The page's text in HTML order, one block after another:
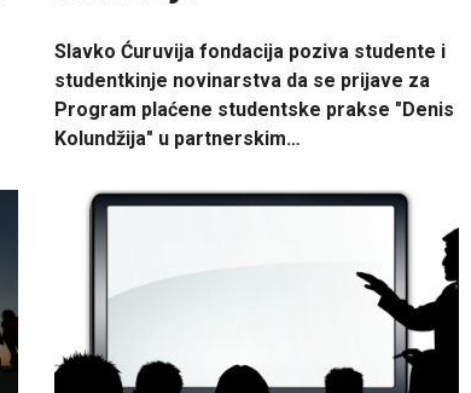
Slavko Ćuruvija fondacija poziva studente i
studentkinje novinarstva da se prijave za
Program plaćene studentske prakse "Denis
Kolundžija" u partnerskim…